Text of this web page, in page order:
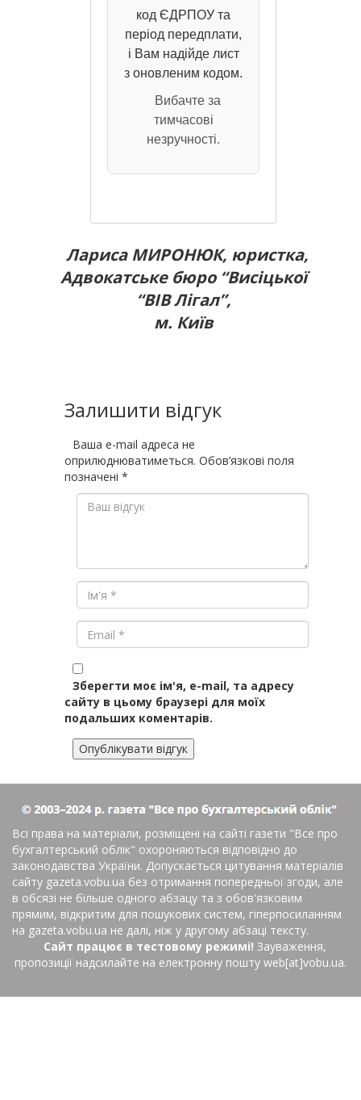
код ЄДРПОУ та
період передплати,
і Вам надійде лист
з оновленим кодом.
Вибачте за
тимчасові
незручності.
Лариса МИРОНЮК, юристка,
Адвокатське бюро “Висіцької
“ВІВ Лігал”,
м. Київ
Залишити відгук
Ваша e-mail адреса не
оприлюднюватиметься. Обов’язкові поля
позначені *
Зберегти моє ім'я, e-mail, та адресу
сайту в цьому браузері для моїх
подальших коментарів.
Всі права на матеріали, розміщені на сайті газети "Все про
бухгалтерський облік" охороняються відповідно до
законодавства України. Допускається цитування матеріалів
сайту gazeta.vobu.ua без отримання попередньої згоди, але
в обсязі не більше одного абзацу та з обов'язковим
прямим, відкритим для пошукових систем, гіперпосиланням
на gazeta.vobu.ua не далі, ніж у другому абзаці тексту.
Сайт працює в тестовому режимі! Зауваження,
пропозиції надсилайте на електронну пошту web[at]vobu.ua.